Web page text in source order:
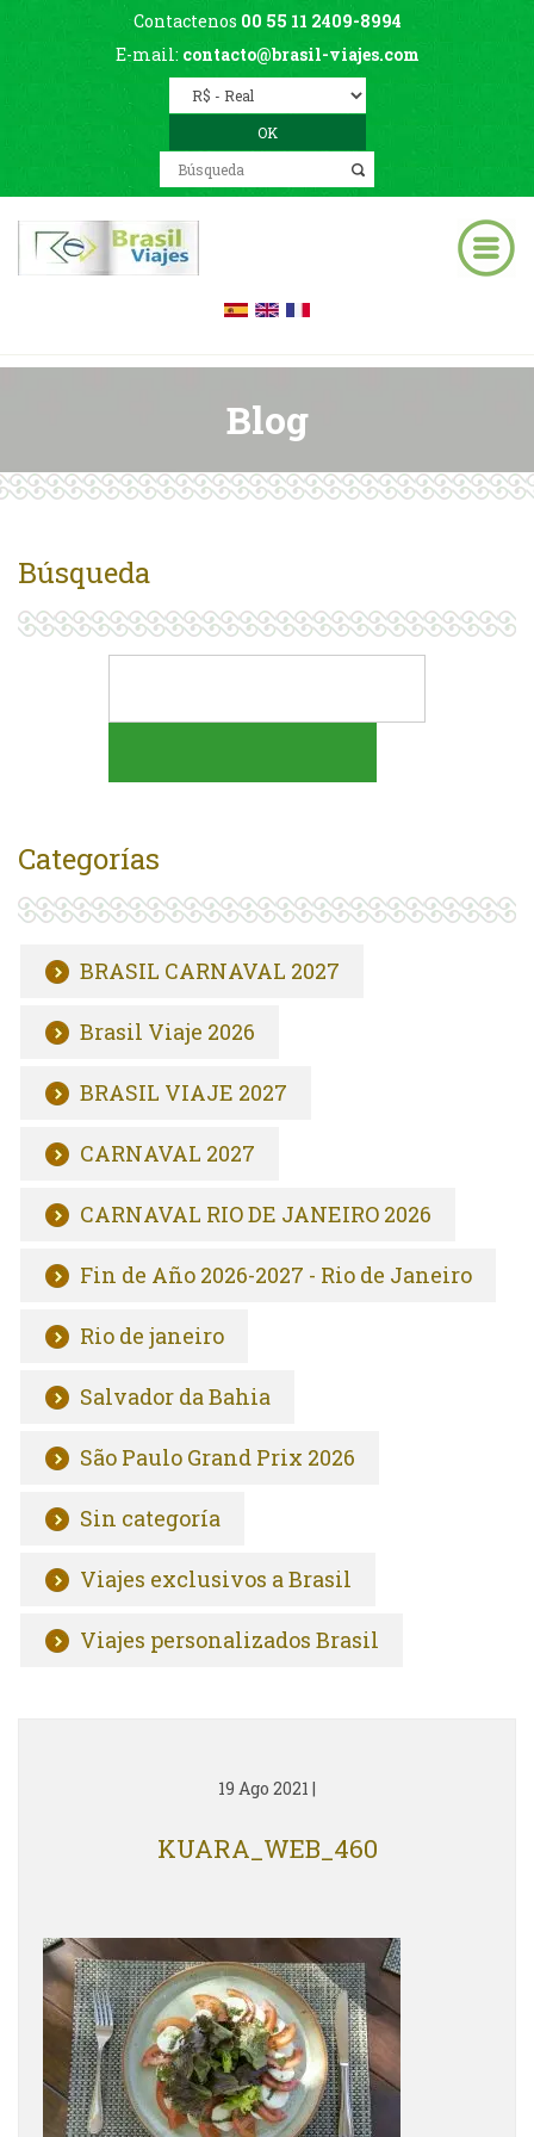
Contactenos 00 55 11 2409-8994
E-mail: contacto@brasil-viajes.com
Blog
Búsqueda
Categorías
BRASIL CARNAVAL 2027
Brasil Viaje 2026
BRASIL VIAJE 2027
CARNAVAL 2027
CARNAVAL RIO DE JANEIRO 2026
Fin de Año 2026-2027 - Rio de Janeiro
Rio de janeiro
Salvador da Bahia
São Paulo Grand Prix 2026
Sin categoría
Viajes exclusivos a Brasil
Viajes personalizados Brasil
19 Ago 2021 |
KUARA_WEB_460